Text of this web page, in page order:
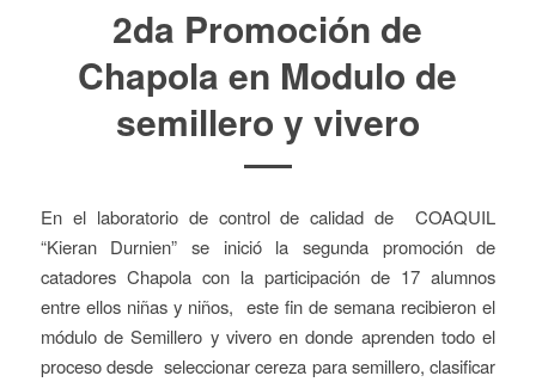
2da Promoción de
Chapola en Modulo de
semillero y vivero
En el laboratorio de control de calidad de COAQUIL
“Kieran Durnien” se inició la segunda promoción de
catadores Chapola con la participación de 17 alumnos
entre ellos niñas y niños, este fin de semana recibieron el
módulo de Semillero y vivero en donde aprenden todo el
proceso desde seleccionar cereza para semillero, clasificar